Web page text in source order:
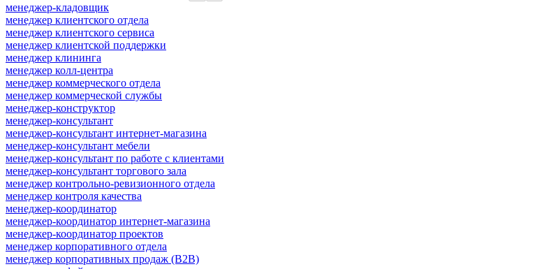
менеджер-кладовщик
менеджер клиентского отдела
менеджер клиентского сервиса
менеджер клиентской поддержки
менеджер клининга
менеджер колл-центра
менеджер коммерческого отдела
менеджер коммерческой службы
менеджер-конструктор
менеджер-консультант
менеджер-консультант интернет-магазина
менеджер-консультант мебели
менеджер-консультант по работе с клиентами
менеджер-консультант торгового зала
менеджер контрольно-ревизионного отдела
менеджер контроля качества
менеджер-координатор
менеджер-координатор интернет-магазина
менеджер-координатор проектов
менеджер корпоративного отдела
менеджер корпоративных продаж (B2B)